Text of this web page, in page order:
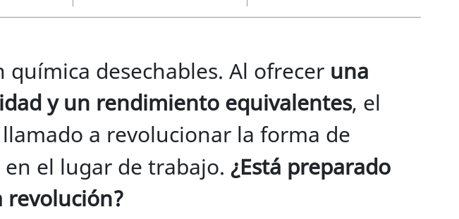
desechables. Al ofrecer una
y un rendimiento equivalentes, el
a revolucionar la forma de
en el lugar de trabajo. ¿Está preparado
revolución?